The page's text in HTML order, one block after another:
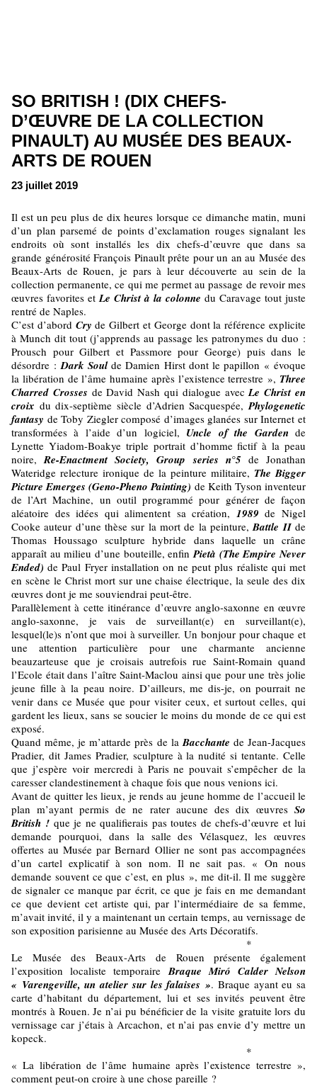
SO BRITISH ! (DIX CHEFS-
D’ŒUVRE DE LA COLLECTION
PINAULT) AU MUSÉE DES BEAUX-
ARTS DE ROUEN
23 juillet 2019
Il est un peu plus de dix heures lorsque ce dimanche matin, muni
d’un plan parsemé de points d’exclamation rouges signalant les
endroits où sont installés les dix chefs-d’œuvre que dans sa
grande générosité François Pinault prête pour un an au Musée des
Beaux-Arts de Rouen, je pars à leur découverte au sein de la
collection permanente, ce qui me permet au passage de revoir mes
œuvres favorites etLe Christ à la colonne du Caravage tout juste
rentré de Naples.
C’est d’abord Cry de Gilbert et George dont la référence explicite
à Munch dit tout (j’apprends au passage les patronymes du duo :
Prousch pour Gilbert et Passmore pour George) puis dans le
désordre :Dark Soulde Damien Hirst dont le papillon « évoque
la libération de l’âme humaine après l’existence terrestre », Three
Charred Crosses de David Nash qui dialogue avecLe Christ en
croix du dix-septième siècle d’Adrien Sacquespée,Phylogenetic
fantasy de Toby Ziegler composé d’images glanées sur Internet et
transformées à l’aide d’un logiciel, Uncle of the Gardende
Lynette Yiadom-Boakye triple portrait d’homme fictif à la peau
noire,Re-Enactment Society, Group series n°5de Jonathan
Wateridge relecture ironique de la peinture militaire, The Bigger
Picture Emerges (Geno-Pheno Painting) de Keith Tyson inventeur
de l’Art Machine, un outil programmé pour générer de façon
aléatoire des idées qui alimentent sa création, 1989 de Nigel
Cooke auteur d’une thèse sur la mort de la peinture,Battle IIde
Thomas Houssago sculpture hybride dans laquelle un crâne
apparaît au milieu d’une bouteille, enfinPietà (The Empire Never
Ended) de Paul Fryer installation on ne peut plus réaliste qui met
en scène le Christ mort sur une chaise électrique, la seule des dix
œuvres dont je me souviendrai peut-être.
Parallèlement à cette itinérance d’œuvre anglo-saxonne en œuvre
anglo-saxonne, je vais de surveillant(e) en surveillant(e),
lesquel(le)s n’ont que moi à surveiller. Un bonjour pour chaque et
une attention particulière pour une charmante ancienne
beauzarteuse que je croisais autrefois rue Saint-Romain quand
l’Ecole était dans l’aître Saint-Maclou ainsi que pour une très jolie
jeune fille à la peau noire. D’ailleurs, me dis-je, on pourrait ne
venir dans ce Musée que pour visiter ceux, et surtout celles, qui
gardent les lieux, sans se soucier le moins du monde de ce qui est
exposé.
Quand même, je m’attarde près de laBacchante de Jean-Jacques
Pradier, dit James Pradier, sculpture à la nudité si tentante. Celle
que j’espère voir mercredi à Paris ne pouvait s’empêcher de la
caresser clandestinement à chaque fois que nous venions ici.
Avant de quitter les lieux, je rends au jeune homme de l’accueil le
plan m’ayant permis de ne rater aucune des dix œuvres So
British ! que je ne qualifierais pas toutes de chefs-d’œuvre et lui
demande pourquoi, dans la salle des Vélasquez, les œuvres
offertes au Musée par Bernard Ollier ne sont pas accompagnées
d’un cartel explicatif à son nom. Il ne sait pas. « On nous
demande souvent ce que c’est, en plus », me dit-il. Il me suggère
de signaler ce manque par écrit, ce que je fais en me demandant
ce que devient cet artiste qui, par l’intermédiaire de sa femme,
m’avait invité, il y a maintenant un certain temps, au vernissage de
son exposition parisienne au Musée des Arts Décoratifs.
*
Le Musée des Beaux-Arts de Rouen présente également
l’exposition localiste temporaireBraqueMiró Calder Nelson
« Varengeville, un atelier sur les falaises ». Braque ayant eu sa
carte d’habitant du département, lui et ses invités peuvent être
montrés à Rouen. Je n’ai pu bénéficier de la visite gratuite lors du
vernissage car j’étais à Arcachon, et n’ai pas envie d’y mettre un
kopeck.
*
« La libération de l’âme humaine après l’existence terrestre »,
comment peut-on croire à une chose pareille ?